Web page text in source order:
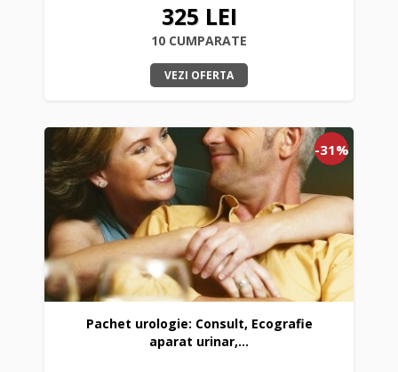
325 LEI
10 CUMPARATE
VEZI OFERTA
-31%
Pachet urologie: Consult, Ecografie
aparat urinar,...